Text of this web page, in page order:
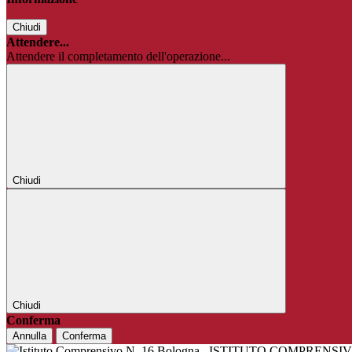
Chiudi
Attendere...
Attendere il completamento dell'operazione...
Chiudi
Chiudi
Conferma
Annulla Conferma